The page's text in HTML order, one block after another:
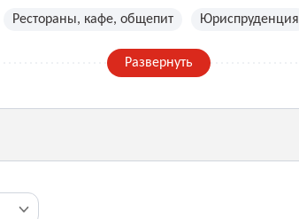
Рестораны, кафе, общепит Юриспруденция
Развернуть